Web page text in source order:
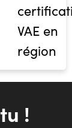
VAE en
région
!